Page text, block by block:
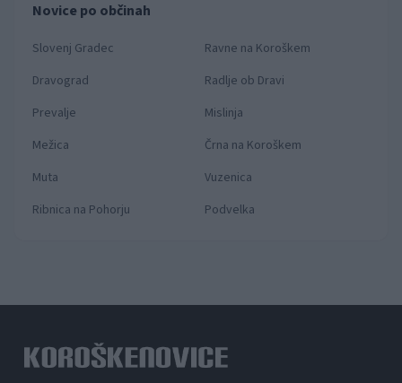
Novice po občinah
Slovenj Gradec
Ravne na Koroškem
Dravograd
Radlje ob Dravi
Prevalje
Mislinja
Mežica
Črna na Koroškem
Muta
Vuzenica
Ribnica na Pohorju
Podvelka